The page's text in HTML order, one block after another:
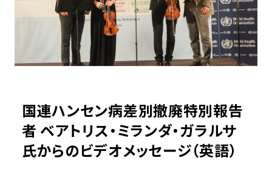
国連ハンセン病差別撤廃特別報告
者 ベアトリス・ミランダ・ガラルサ
氏からのビデオメッセージ（英語）